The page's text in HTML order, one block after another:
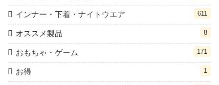
インナー・下着・ナイトウエア 611
オススメ製品 8
おもちゃ・ゲーム 171
お得 1